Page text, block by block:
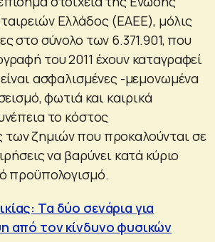
Ελλάδος (ΕΑΕΕ), μόλις
στο σύνολο των 6.371.901, που
του 2011 έχουν καταγραφεί
ασφαλισµένες -μεμονωμένα
φωτιά και καιρικά
το κόστος
ζημιών που προκαλούνται σε
να βαρύνει κατά κύριο
προϋπολογισμό.
Τα δύο σενάρια για
από τον κίνδυνο φυσικών